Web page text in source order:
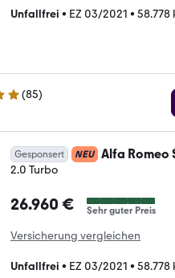
Unfallfrei • EZ 03/2021 • 58.778
(85)
Gesponsert NEU Alfa Romeo
2.0 Turbo
26.960 € Sehr guter Preis
Versicherung vergleichen
Unfallfrei • EZ 03/2021 • 58.778